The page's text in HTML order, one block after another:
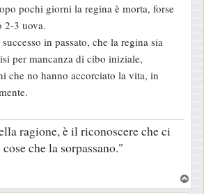
pochi giorni la regina è morta, forse
2-3 uova.
in passato, che la regina sia
per mancanza di cibo iniziale,
che no hanno accorciato la vita, in
ragione, è il riconoscere che ci
che la sorpassano."
o